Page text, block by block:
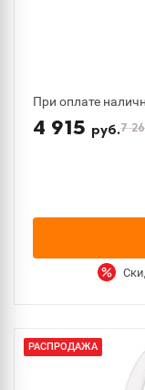
При оплате
4 915 руб.7
РАСПРОДАЖА